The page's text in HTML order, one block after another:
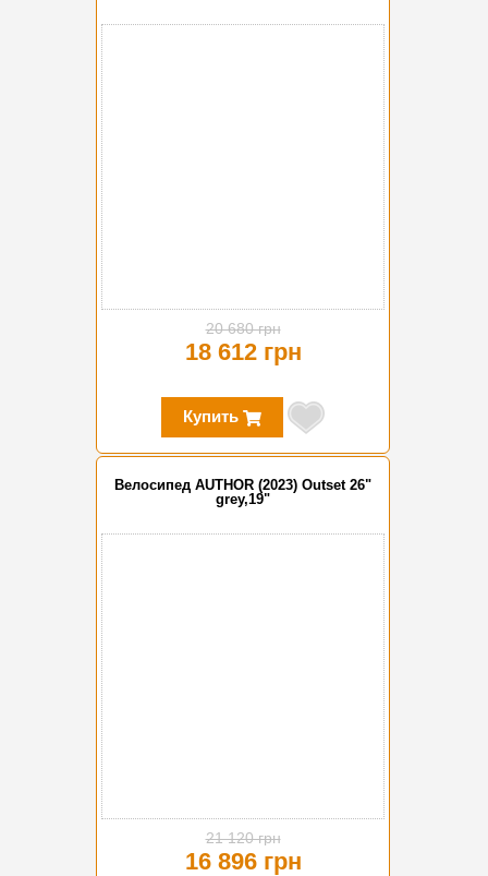
20 680 грн
18 612 грн
Купить
Велосипед AUTHOR (2023) Outset 26"
grey,19"
21 120 грн
16 896 грн